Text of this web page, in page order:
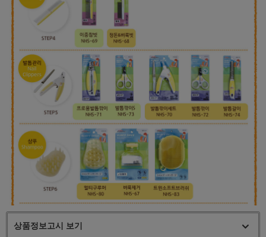
상품정보고시 보기